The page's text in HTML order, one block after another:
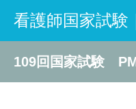
看護師国家試験
109回国家試験